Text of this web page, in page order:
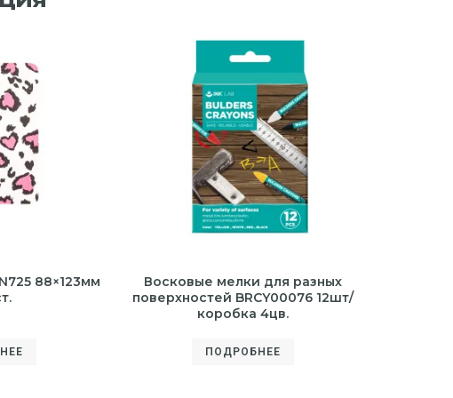
88×123мм
Восковые мелки для разных
поверхностей BRCY00076 12шт/
коробка 4цв.
ПОДРОБНЕЕ